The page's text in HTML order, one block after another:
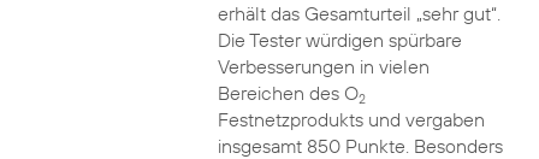
erhält das Gesamturteil „sehr gut“.
Die Tester würdigen spürbare
Verbesserungen in vielen
Bereichen des O2
Festnetzprodukts und vergaben
insgesamt 850 Punkte. Besonders